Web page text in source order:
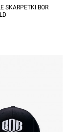
SKARPETKI BOR